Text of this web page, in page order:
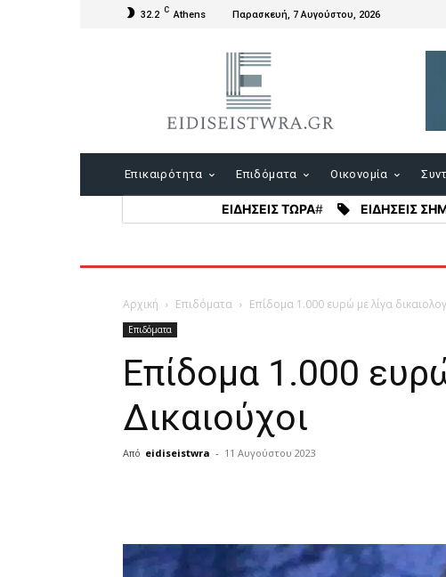
32.2 C Athens Παρασκευή, 7 Αυγούστου, 2026
Επικαιρότητα Επιδόματα Οικονομία
ΕΙΔΗΣΕΙΣ ΤΩΡΑ# ΕΙΔΗΣΕΙΣ
Αρχική Επιδόματα Επίδομα 1.000 ευρώ με λίγα
Επιδόματα
Επίδομα 1.000
Δικαιούχοι
Από eidiseistwra - 11 Αυγούστου 2023